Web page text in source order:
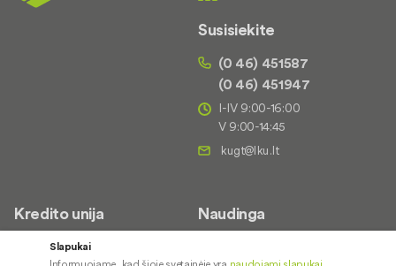
Susisiekite
(0 46) 451587
(0 46) 451947
I-IV 9:00-16:00
V 9:00-14:45
Kredito unija
Apie mus
Naudinga
Slapukai